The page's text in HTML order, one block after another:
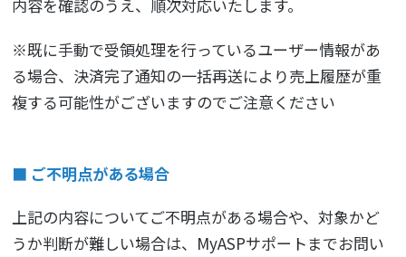
内容を確認のうえ、順次対応いたします。
※既に手動で受領処理を行っているユーザー情報があ
る場合、決済完了通知の一括再送により売上履歴が重
複する可能性がございますのでご注意ください
■ ご不明点がある場合
上記の内容についてご不明点がある場合や、対象かど
うか判断が難しい場合は、MyASPサポートまでお問い